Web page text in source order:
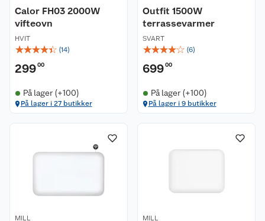
Calor FH03 2000W
vifteovn
HVIT
☆☆☆☆☆ (14)
29900
På lager (+100)
På lager i 27 butikker
Outfit 1500W
terrassevarmer
SVART
☆☆☆☆☆ (6)
69900
På lager (+100)
På lager i 9 butikker
MILL MILL